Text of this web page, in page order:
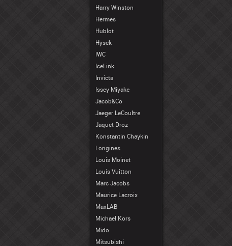
Harry Winston
Hermes
Hublot
Hysek
IWC
IceLink
Invicta
Issey Miyake
Jacob&Co
Jaeger LeCoultre
Jaquet Droz
Konstantin Chaykin
Longines
Louis Moinet
Louis Vuitton
Marc Jacobs
Maurice Lacroix
MaxLAB
Michael Kors
Mido
Mitsubishi